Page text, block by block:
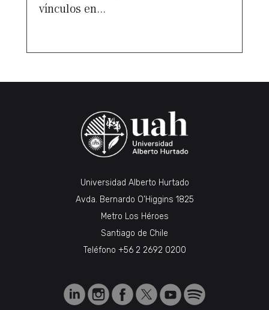
vínculos en...
Universidad Alberto Hurtado
Avda. Bernardo O’Higgins 1825
Metro Los Héroes
Santiago de Chile
Teléfono +56 2 2692 0200